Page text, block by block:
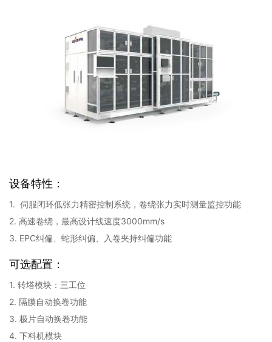
设备特性：
1. 伺服闭环低张力精密控制系统，卷绕张力实时测量监控功能
2. 高速卷绕，最高设计线速度3000mm/s
3. EPC纠偏、蛇形纠偏、入卷夹持纠偏功能
可选配置：
1. 转塔模块：三工位
2. 隔膜自动换卷功能
3. 极片自动换卷功能
4. 下料机模块